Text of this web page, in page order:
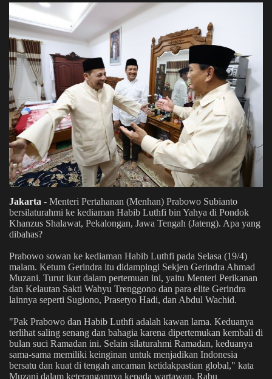
Syariah
Hikmah
Jadwal
Live Stream
Jakarta - Menteri Pertahanan (Menhan) Prabowo Subianto
bersilaturahmi ke kediaman Habib Luthfi bin Yahya di Pondok
Khanzus Shalawat, Pekalongan, Jawa Tengah (Jateng). Apa yang
dibahas?
Prabowo sowan ke kediaman Habib Luthfi pada Selasa (19/4)
malam. Ketum Gerindra itu didampingi Sekjen Gerindra Ahmad
Muzani. Turut ikut dalam pertemuan ini, yaitu Menteri Perikanan
dan Kelautan Sakti Wahyu Trenggono dan para elite Gerindra
lainnya seperti Sugiono, Prasetyo Hadi, dan Abdul Wachid.
"Pak Prabowo dan Habib Luthfi adalah kawan lama. Keduanya
terlihat saling senang dan bahagia karena dipertemukan kembali di
bulan suci Ramadan ini. Selain silaturahmi Ramadan, keduanya
sama-sama memiliki keinginan untuk menjadikan Indonesia
bersatu dan kuat di tengah ancaman ketidakpastian global," kata
Muzani dalam keterangannya kepada wartawan, Rabu